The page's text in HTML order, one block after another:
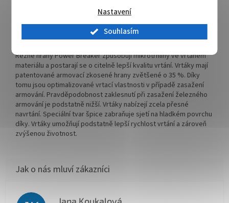
Nastavení
Souhlasím
V-PLUS stanovuje nová výkonnostní měřítka. Je důslednou
inovací miliónkrát osvědčeného příklepového vrtáku 4 PLUS.
Rychlost vrtání se vůči příklepovému vrtáku 4 PLUS zvýšila až o
12%. Skvěle se hodí i pro akumulátorové příklepové vrtačky. V-
Řezné hrany Power Breaker způsobují mikrotrhliny ve vrtaném
materiálu a postarají se o citelně lepší kvalitu vrtání. Vrtáky mají
patentované armovací zkosené hrany zvětšené o 35 %. Díky
tomu jsou optimalizované vrtací vlastnosti v případě zasažení
armování. Pravděpodobnost zaklesnutí při zasažení železného
armování je podstatně nižší. Vrtáky nabízejí zcela přesné
navrtání. Speciální tvar špice zabraňuje sjetí na hladkém povrchu
díky. Vrtáky umožňují podstatně lepší rychlost vrtání a zároveň
zvýšenou životnost.
Jana Koukalová